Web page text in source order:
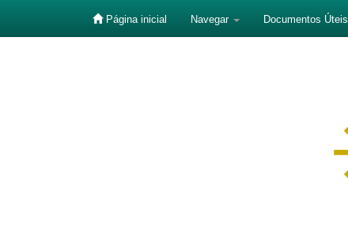
Página inicial Navegar Documentos Úteis